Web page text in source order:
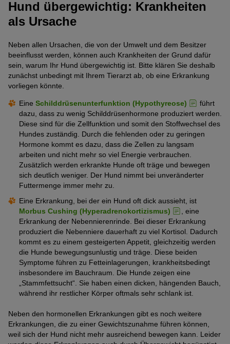
Hund übergewichtig: Krankheiten
als Ursache
Neben allen Ursachen, die von der Umwelt und dem Besitzer
beeinflusst werden, können auch Krankheiten der Grund dafür
sein, warum Ihr Hund übergewichtig ist. Bitte klären Sie deshalb
zunächst unbedingt mit Ihrem Tierarzt ab, ob eine Erkrankung
vorliegen könnte.
Eine Schilddrüsenunterfunktion (Hypothyreose)
führt
dazu, dass zu wenig Schilddrüsenhormone produziert werden.
Diese sind für die Zellfunktion und somit den Stoffwechsel des
Hundes zuständig. Durch die fehlenden oder zu geringen
Hormone kommt es dazu, dass die Zellen zu langsam
arbeiten und nicht mehr so viel Energie verbrauchen.
Zusätzlich werden erkrankte Hunde oft träge und bewegen
sich deutlich weniger. Der Hund nimmt bei unveränderter
Futtermenge immer mehr zu.
Eine Erkrankung, bei der ein Hund oft dick aussieht, ist
Morbus Cushing (Hyperadrenokortizismus)
, eine
Erkrankung der Nebennierenrinde. Bei dieser Erkrankung
produziert die Nebenniere dauerhaft zu viel Kortisol. Dadurch
kommt es zu einem gesteigerten Appetit, gleichzeitig werden
die Hunde bewegungsunlustig und träge. Diese beiden
Symptome führen zu Fetteinlagerungen, krankheitsbedingt
insbesondere im Bauchraum. Die Hunde zeigen eine
„Stammfettsucht“. Sie haben einen dicken, hängenden Bauch,
während ihr restlicher Körper oftmals sehr schlank ist.
Neben den hormonellen Erkrankungen gibt es noch weitere
Erkrankungen, die zu einer Gewichtszunahme führen können,
weil sich der Hund nicht mehr ausreichend bewegen kann. Leider